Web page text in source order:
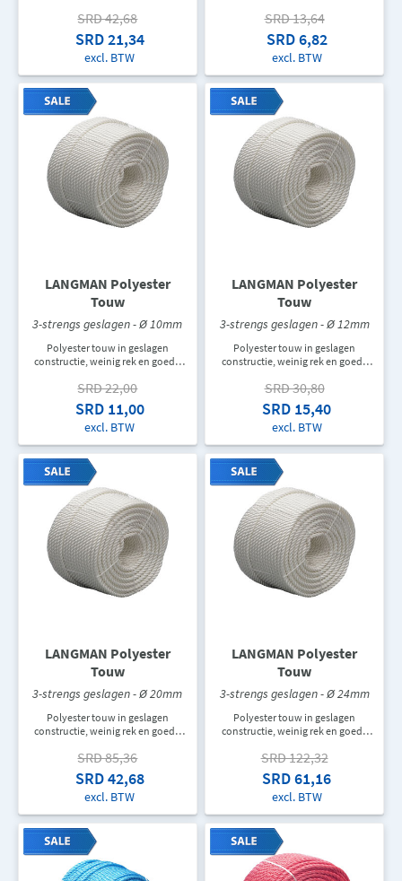
hijs- en trektouw. Manila touw is
een natuurlijk product en is
daarom biologisch afbreekbaar.
Het is een GRADE-1, dus zo laag
mogelijke houtsnippers en een
mooie zachte kwaliteit. Licht
gesmeerd, voelt ruw aan, is
hittebestendig en vlam
vertragend. In een rol zit er 220M
touw. De aangegeven prijs is de
prijs per meter.
SRD 42,68
SRD 21,34
excl. BTW
de industrie en decoratie. Dit touw
wordt per meters verkocht. In een
rol zit er 220M touw. De
aangegeven prijs is de prijs per
meter.
SRD 13,64
SRD 6,82
excl. BTW
LANGMAN Polyester
Touw
3-strengs geslagen - Ø 10mm
Polyester touw in geslagen
constructie, weinig rek en goede
de industrie en decoratie. Dit touw
wordt per meters verkocht. In een
rol zit er 220M touw. De
aangegeven prijs is de prijs per
meter.
SRD 22,00
SRD 11,00
excl. BTW
LANGMAN Polyester
Touw
3-strengs geslagen - Ø 12mm
Polyester touw in geslagen
constructie, weinig rek en goede
de industrie en decoratie. Dit touw
wordt per meters verkocht. In een
rol zit er 220M touw. De
aangegeven prijs is de prijs per
meter.
SRD 30,80
SRD 15,40
excl. BTW
LANGMAN Polyester
Touw
3-strengs geslagen - Ø 20mm
Polyester touw in geslagen
constructie, weinig rek en goede
de industrie en decoratie. Dit touw
wordt per meters verkocht. In een
rol zit er 220M touw. De
aangegeven prijs is de prijs per
meter.
SRD 85,36
SRD 42,68
excl. BTW
LANGMAN Polyester
Touw
3-strengs geslagen - Ø 24mm
Polyester touw in geslagen
constructie, weinig rek en goede
de industrie en decoratie. Dit touw
wordt per meters verkocht. In een
rol zit er 220M touw. De
aangegeven prijs is de prijs per
meter.
SRD 122,32
SRD 61,16
excl. BTW